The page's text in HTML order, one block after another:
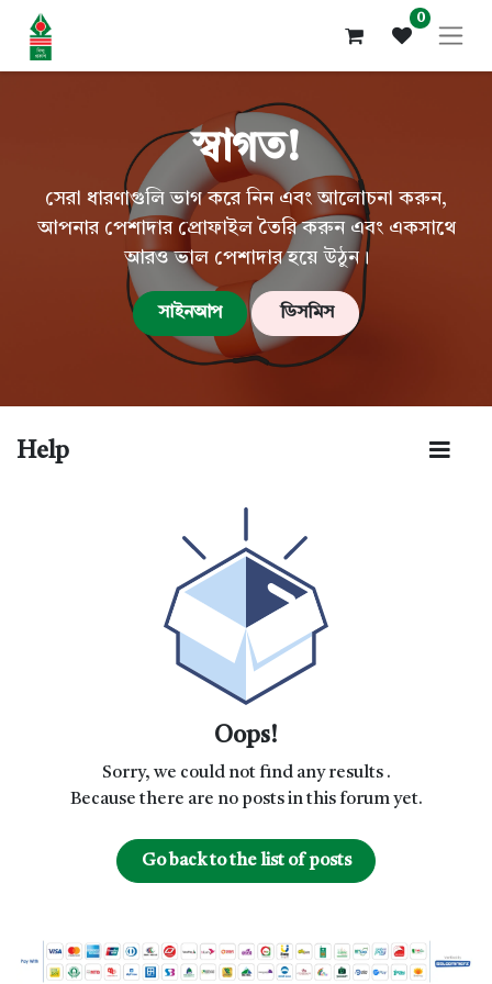
0
স্বাগত!
সেরা ধারণাগুলি ভাগ করে নিন এবং আলোচনা করুন,
আপনার পেশাদার প্রোফাইল তৈরি করুন এবং একসাথে
আরও ভাল পেশাদার হয়ে উঠুন।
সাইনআপ ডিসমিস
Help
Oops!
Sorry, we could not find any results .
Because there are no posts in this forum yet.
Go back to the list of posts